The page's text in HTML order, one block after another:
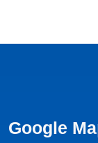
Google